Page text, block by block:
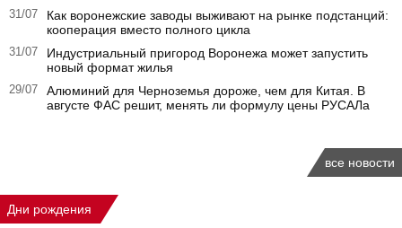
31/07
Как воронежские заводы выживают на рынке подстанций:
кооперация вместо полного цикла
31/07
Индустриальный пригород Воронежа может запустить
новый формат жилья
29/07
Алюминий для Черноземья дороже, чем для Китая. В
августе ФАС решит, менять ли формулу цены РУСАЛа
все новости
Дни рождения